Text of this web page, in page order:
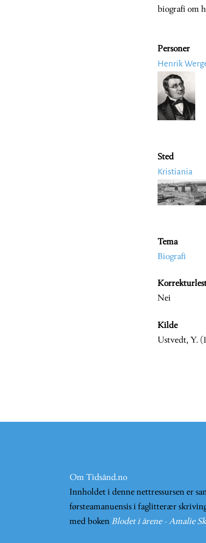
biografi om
Personer
Henrik
Image
Sted
Kristiania
Image
Tema
Biografi
Nei
Kilde
Ustvedt, Y.
Om Tidsånd.no
Innholdet i denne nettressursen er
førsteamanuensis i faglitterær
med boken Blodet i årene - Amalie